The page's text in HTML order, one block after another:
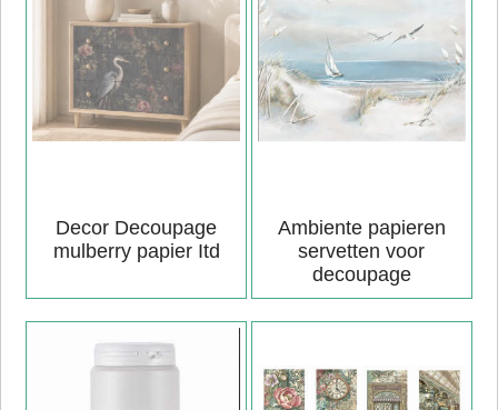
Decor Decoupage
mulberry papier Itd
Ambiente papieren
servetten voor
decoupage